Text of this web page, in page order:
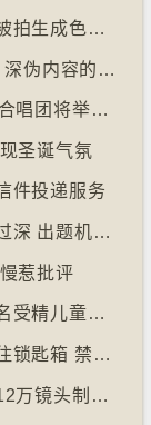
【十万八千里】印尼及马来西亚禁用被拍生成色情影像的人工智能平台Grok
【十万八千里】芬兰培养学生辨识 AI 深伪内容的能力
【十万八千里】英国30多个五音不全合唱团将举行十周年志庆
圣诞气氛
件投递服务
【十万八千里】韩国学测英文科试题过深 出题机构院长引咎辞职
惹批评
【十万八千里】基因突变捐精者致多名受精儿童患癌
【十万八千里】米兰禁用街头自助入住锁匙箱 禁自助入住民宿
【十万八千里】韩国拘捕四人涉骇入12万镜头制色情内容